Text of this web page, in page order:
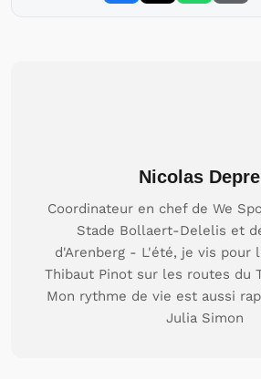
Nicolas
Coordinateur en chef de We
Stade Bollaert-Delelis et
d'Arenberg - L'été, je vis pour
Thibaut Pinot sur les routes du
Mon rythme de vie est aussi
Julia Simon